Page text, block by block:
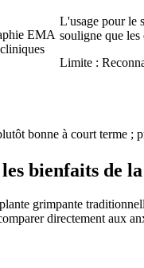
EMA
L'usage pour le
souligne que les
Limite :
bonne à court terme ;
bienfaits de
grimpante
directement aux